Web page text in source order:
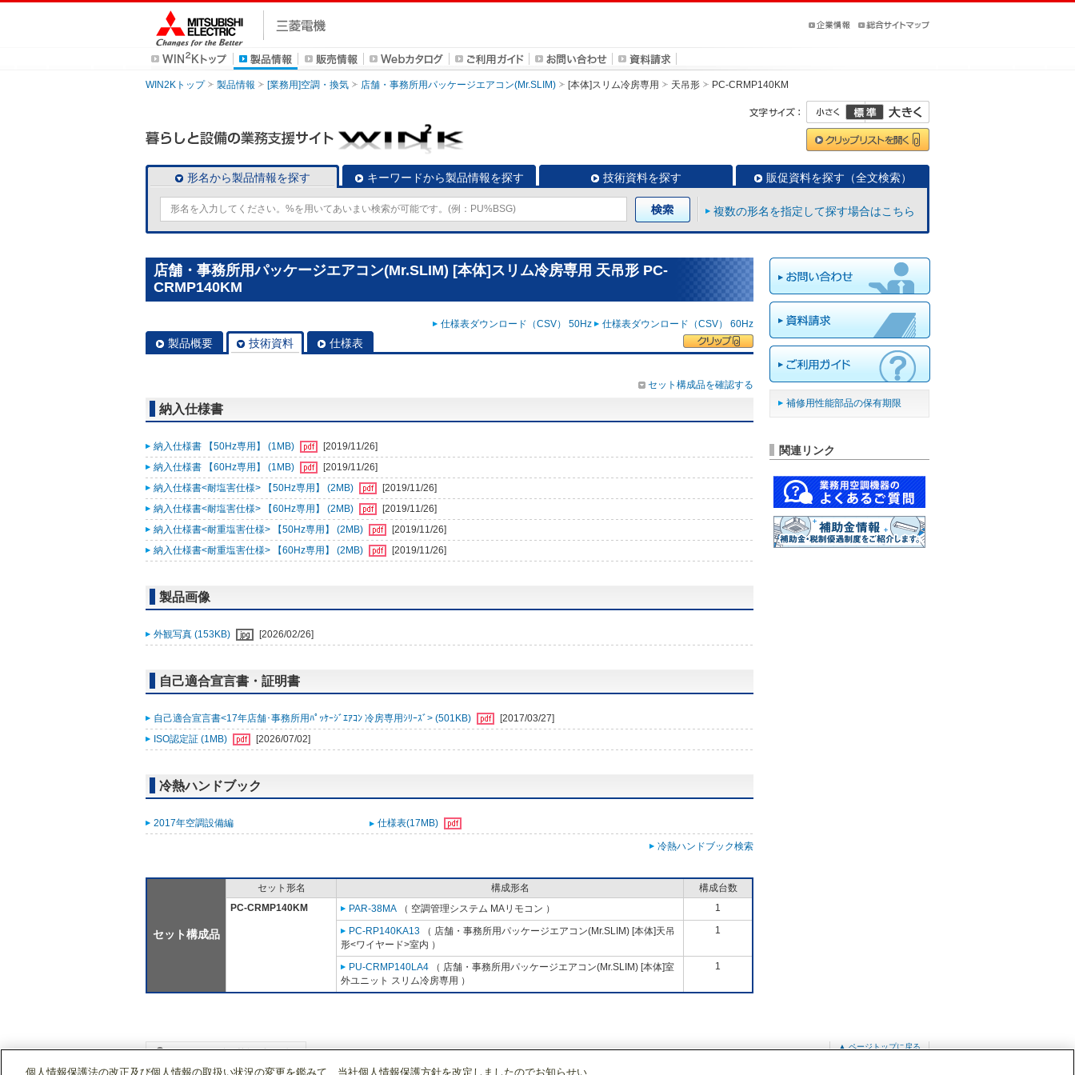
WIN2Kトップ 製品情報 [業務用]空調・換気 店舗・事務所用パッケージエアコン(Mr.SLIM) [本体]スリム冷房専用 天吊形 PC-CRMP140KM
形名から製品情報を探す キーワードから製品情報を探す 技術資料を探す 販促資料を探す（全文検索）
複数の形名を指定して探す場合はこちら
店舗・事務所用パッケージエアコン(Mr.SLIM) [本体]スリム冷房専用 天吊形 PC-
CRMP140KM
仕様表ダウンロード（CSV） 50Hz 仕様表ダウンロード（CSV） 60Hz
製品概要 技術資料 仕様表
セット構成品を確認する
納入仕様書
納入仕様書 【50Hz専用】 (1MB)
[2019/11/26]
納入仕様書 【60Hz専用】 (1MB)
[2019/11/26]
納入仕様書<耐塩害仕様> 【50Hz専用】 (2MB)
[2019/11/26]
納入仕様書<耐塩害仕様> 【60Hz専用】 (2MB)
[2019/11/26]
納入仕様書<耐重塩害仕様> 【50Hz専用】 (2MB)
[2019/11/26]
納入仕様書<耐重塩害仕様> 【60Hz専用】 (2MB)
[2019/11/26]
製品画像
外観写真 (153KB) [2026/02/26]
自己適合宣言書・証明書
自己適合宣言書<17年店舗･事務所用ﾊﾟｯｹｰｼﾞｴｱｺﾝ 冷房専用ｼﾘｰｽﾞ> (501KB)
[2017/03/27]
ISO認定証 (1MB)
[2026/07/02]
冷熱ハンドブック
2017年空調設備編 仕様表(17MB)
冷熱ハンドブック検索
セット構成品
セット形名 構成形名
構成台数
PC-CRMP140KM
PAR-38MA （ 空調管理システム MAリモコン ） 1
PC-RP140KA13 （ 店舗・事務所用パッケージエアコン(Mr.SLIM) [本体]天吊
形<ワイヤード>室内 ）
1
PU-CRMP140LA4 （ 店舗・事務所用パッケージエアコン(Mr.SLIM) [本体]室
外ユニット スリム冷房専用 ）
1
補修用性能部品の保有期限
関連リンク
▲ ページトップに戻る
個人情報保護法の改正及び個人情報の取扱い状況の変更を鑑みて、当社個人情報保護方針を改定しましたのでお知らせい